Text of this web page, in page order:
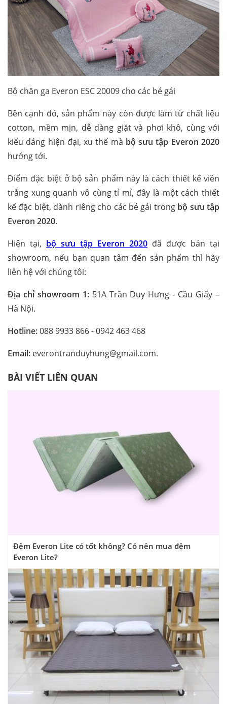
Bộ chăn ga Everon ESC 20009 cho các bé gái
Bên cạnh đó, sản phẩm này còn được làm từ chất liệu
cotton, mềm mịn, dễ dàng giặt và phơi khô, cùng với
kiểu dáng hiện đại, xu thế mà bộ sưu tập Everon 2020
hướng tới.
Điểm đặc biệt ở bộ sản phẩm này là cách thiết kế viền
trắng xung quanh vô cùng tỉ mỉ, đây là một cách thiết
kế đặc biệt, dành riêng cho các bé gái trong bộ sưu tập
Everon 2020.
Hiện tại, bộ sưu tập Everon 2020 đã được bán tại
showroom, nếu bạn quan tâm đến sản phẩm thì hãy
liên hệ với chúng tôi:
Địa chỉ showroom 1:51A Trần Duy Hưng - Cầu Giấy –
Hà Nội.
Hotline:088 9933 866 - 0942 463 468
Email: everontranduyhung@gmail.com.
BÀI VIẾT LIÊN QUAN
Đệm Everon Lite có tốt không? Có nên mua đệm
Everon Lite?